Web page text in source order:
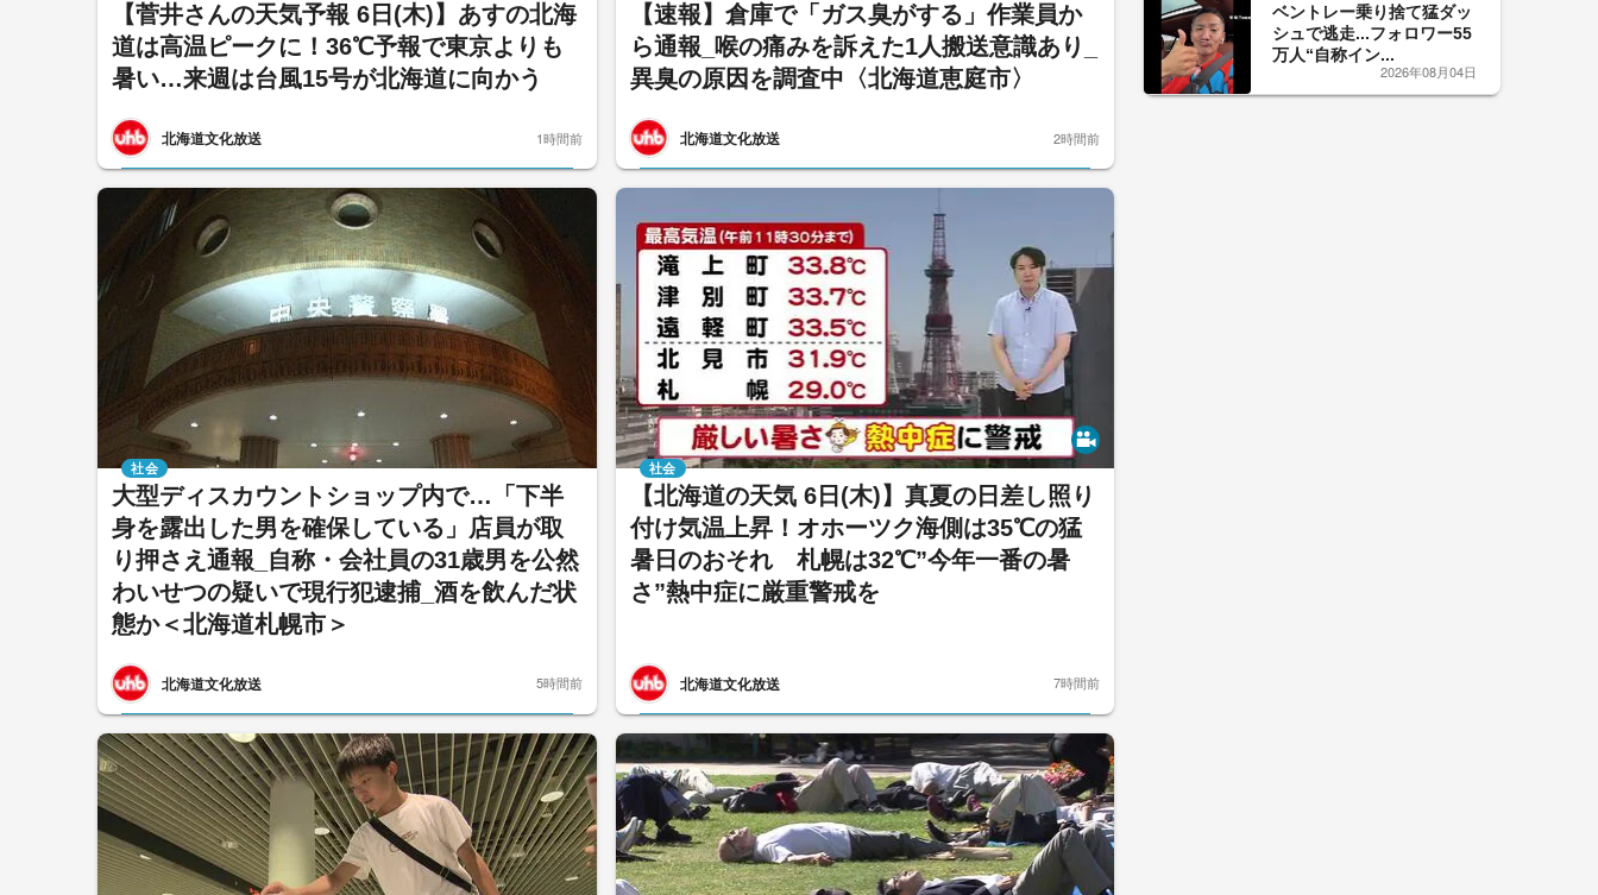
【菅井さんの天気予報 6日(木)】あすの北海
道は高温ピークに！36℃予報で東京よりも
暑い…来週は台風15号が北海道に向かう
北海道文化放送 1時間前
【速報】倉庫で「ガス臭がする」作業員か
ら通報_喉の痛みを訴えた1人搬送意識あり_
異臭の原因を調査中〈北海道恵庭市〉
北海道文化放送 2時間前
大型ディスカウントショップ内で…「下半
身を露出した男を確保している」店員が取
り押さえ通報_自称・会社員の31歳男を公然
わいせつの疑いで現行犯逮捕_酒を飲んだ状
態か＜北海道札幌市＞
北海道文化放送
社会
5時間前
【北海道の天気 6日(木)】真夏の日差し照り
付け気温上昇！オホーツク海側は35℃の猛
暑日のおそれ 札幌は32℃”今年一番の暑
さ”熱中症に厳重警戒を
北海道文化放送
社会
7時間前
ベントレー乗り捨て猛ダッ
シュで逃走...フォロワー55
万人“自称イン...
2026年08月04日